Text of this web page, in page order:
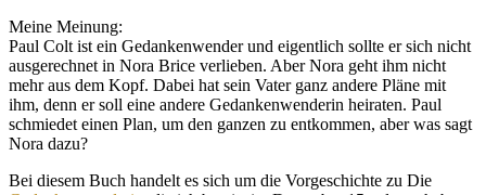
Meine Meinung:
Paul Colt ist ein Gedankenwender und eigentlich sollte er sich nicht
ausgerechnet in Nora Brice verlieben. Aber Nora geht ihm nicht
mehr aus dem Kopf. Dabei hat sein Vater ganz andere Pläne mit
ihm, denn er soll eine andere Gedankenwenderin heiraten. Paul
schmiedet einen Plan, um den ganzen zu entkommen, aber was sagt
Nora dazu?
Bei diesem Buch handelt es sich um die Vorgeschichte zu Die